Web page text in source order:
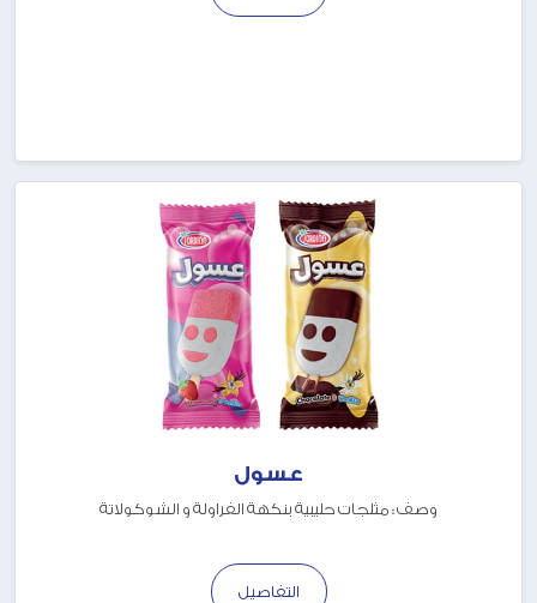
عسول
وصف : مثلجات حليبية بنكهة الفراولة و الشوكولاتة
التفاصيل